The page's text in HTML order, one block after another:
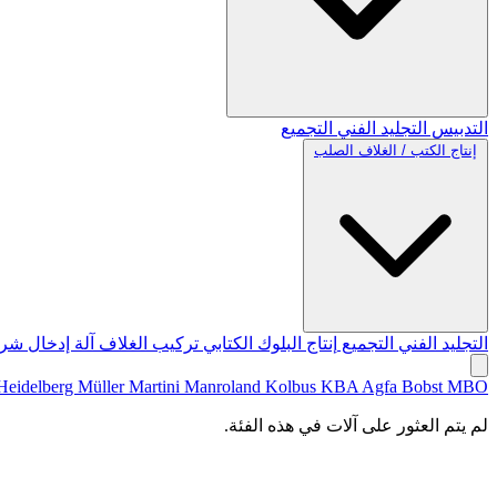
التدبيس التجليد الفني التجميع
إنتاج الكتب / الغلاف الصلب
التجليد الفني التجميع إنتاج البلوك الكتابي تركيب الغلاف آلة إدخال
Müller Martini Manroland Kolbus KBA Agfa Bobst MBO
لم يتم العثور على آلات في هذه الفئة.